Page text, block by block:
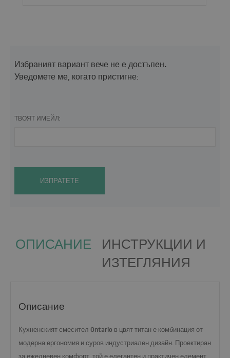
Избраният вариант вече не е достъпен.
Уведомете ме, когато пристигне:
ТВОЯТ ИМЕЙЛ:
ИЗПРАТЕТЕ
ОПИСАНИЕ
ИНСТРУКЦИИ И
ИЗТЕГЛЯНИЯ
Описание
Кухненският смесител Ontario в цвят титан е комбинация от
модерна ергономия и суров индустриален дизайн. Проектиран
за ежедневен комфорт, той е елегантен и практичен елемент